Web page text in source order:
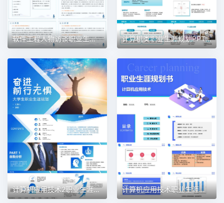
软件工程人物访谈职业生涯规划PPT模板 计算机类职业生涯规划PPT模板
计算机应用技术2职业生涯规划PPT模板 计算机应用技术职业生涯规划PPT模板